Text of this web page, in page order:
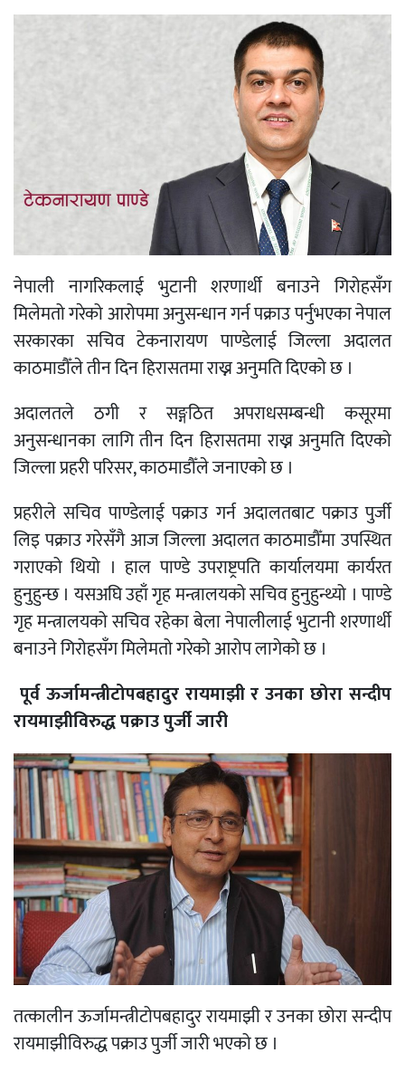
नेपाली नागरिकलाई भुटानी शरणार्थी बनाउने गिरोहसँग
मिलेमतो गरेको आरोपमा अनुसन्धान गर्न पक्राउ पर्नुभएका नेपाल
सरकारका सचिव टेकनारायण पाण्डेलाई जिल्ला अदालत
काठमाडौँले तीन दिन हिरासतमा राख्न अनुमति दिएको छ ।
अदालतले ठगी र सङ्गठित अपराधसम्बन्धी कसूरमा
अनुसन्धानका लागि तीन दिन हिरासतमा राख्न अनुमति दिएको
जिल्ला प्रहरी परिसर, काठमाडौँले जनाएको छ ।
प्रहरीले सचिव पाण्डेलाई पक्राउ गर्न अदालतबाट पक्राउ पुर्जी
लिइ पक्राउ गरेसँगै आज जिल्ला अदालत काठमाडौँमा उपस्थित
गराएको थियो । हाल पाण्डे उपराष्ट्रपति कार्यालयमा कार्यरत
हुनुहुन्छ । यसअघि उहाँ गृह मन्त्रालयको सचिव हुनुहुन्थ्यो । पाण्डे
गृह मन्त्रालयको सचिव रहेका बेला नेपालीलाई भुटानी शरणार्थी
बनाउने गिरोहसँग मिलेमतो गरेको आरोप लागेको छ ।
पूर्व ऊर्जामन्त्रीटोपबहादुर रायमाझी र उनका छोरा सन्दीप
रायमाझीविरुद्ध पक्राउ पुर्जी जारी
तत्कालीन ऊर्जामन्त्रीटोपबहादुर रायमाझी र उनका छोरा सन्दीप
रायमाझीविरुद्ध पक्राउ पुर्जी जारी भएको छ ।